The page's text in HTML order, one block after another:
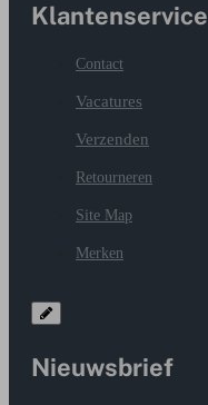
Klantenservice
Contact
Vacatures
Verzenden
Retourneren
Site Map
Merken
Nieuwsbrief